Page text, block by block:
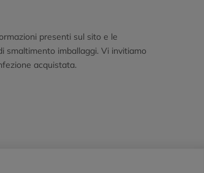
presenti sul sito e le
smaltimento imballaggi. Vi invitiamo
acquistata.